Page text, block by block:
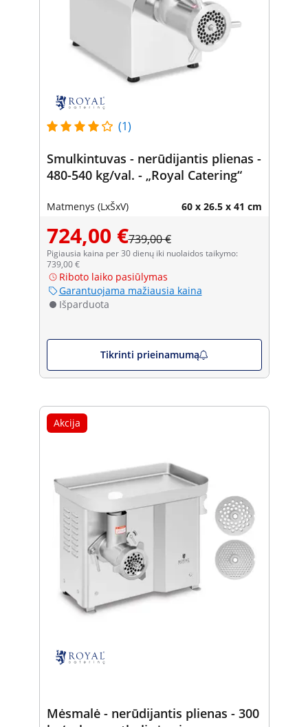
(1)
Smulkintuvas - nerūdijantis plienas -
480-540 kg/val. - „Royal Catering“
Matmenys (LxŠxV) 60 x 26.5 x 41 cm
724,00 €739,00 €
Pigiausia kaina per 30 dienų iki nuolaidos taikymo:
739,00 €
Riboto laiko pasiūlymas
Garantuojama mažiausia kaina
Išparduota
Tikrinti prieinamumą
Akcija
Mėsmalė - nerūdijantis plienas - 300